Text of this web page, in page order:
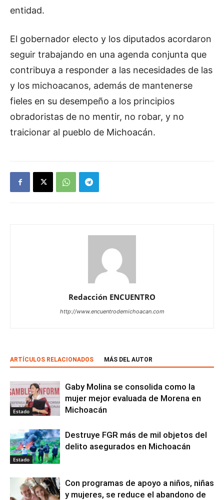
entidad.
El gobernador electo y los diputados acordaron
seguir trabajando en una agenda conjunta que
contribuya a responder a las necesidades de las
y los michoacanos, además de mantenerse
fieles en su desempeño a los principios
obradoristas de no mentir, no robar, y no
traicionar al pueblo de Michoacán.
Redacción ENCUENTRO
http://www.encuentrodemichoacan.com
ARTÍCULOS RELACIONADOS MÁS DEL AUTOR
Estado
Gaby Molina se consolida como la
mujer mejor evaluada de Morena en
Michoacán
Estado
Destruye FGR más de mil objetos del
delito asegurados en Michoacán
Con programas de apoyo a niños, niñas
y mujeres, se reduce el abandono de